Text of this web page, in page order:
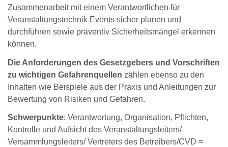
Zusammenarbeit mit einem Verantwortlichen für
Veranstaltungstechnik Events sicher planen und
durchführen sowie präventiv Sicherheitsmängel erkennen
können.
Die Anforderungen des Gesetzgebers und Vorschriften
zu wichtigen Gefahrenquellen zählen ebenso zu den
Inhalten wie Beispiele aus der Praxis und Anleitungen zur
Bewertung von Risiken und Gefahren.
Schwerpunkte: Verantwortung, Organisation, Pflichten,
Kontrolle und Aufsicht des Veranstaltungsleiters/
Versammlungsleiters/ Vertreters des Betreibers/CVD =